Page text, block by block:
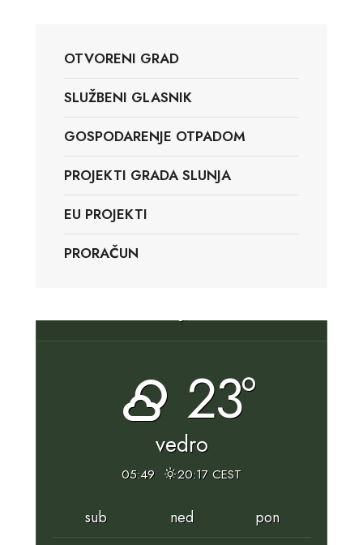
OTVORENI GRAD
SLUŽBENI GLASNIK
GOSPODARENJE OTPADOM
PROJEKTI GRADA SLUNJA
EU PROJEKTI
PRORAČUN
23°
vedro
05:49 20:17 CEST
sub ned
pon